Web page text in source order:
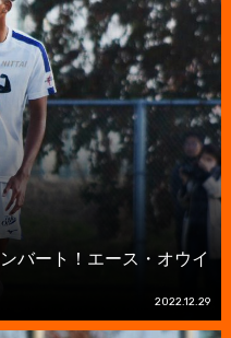
バート！エース・オウイ
2022.12.29